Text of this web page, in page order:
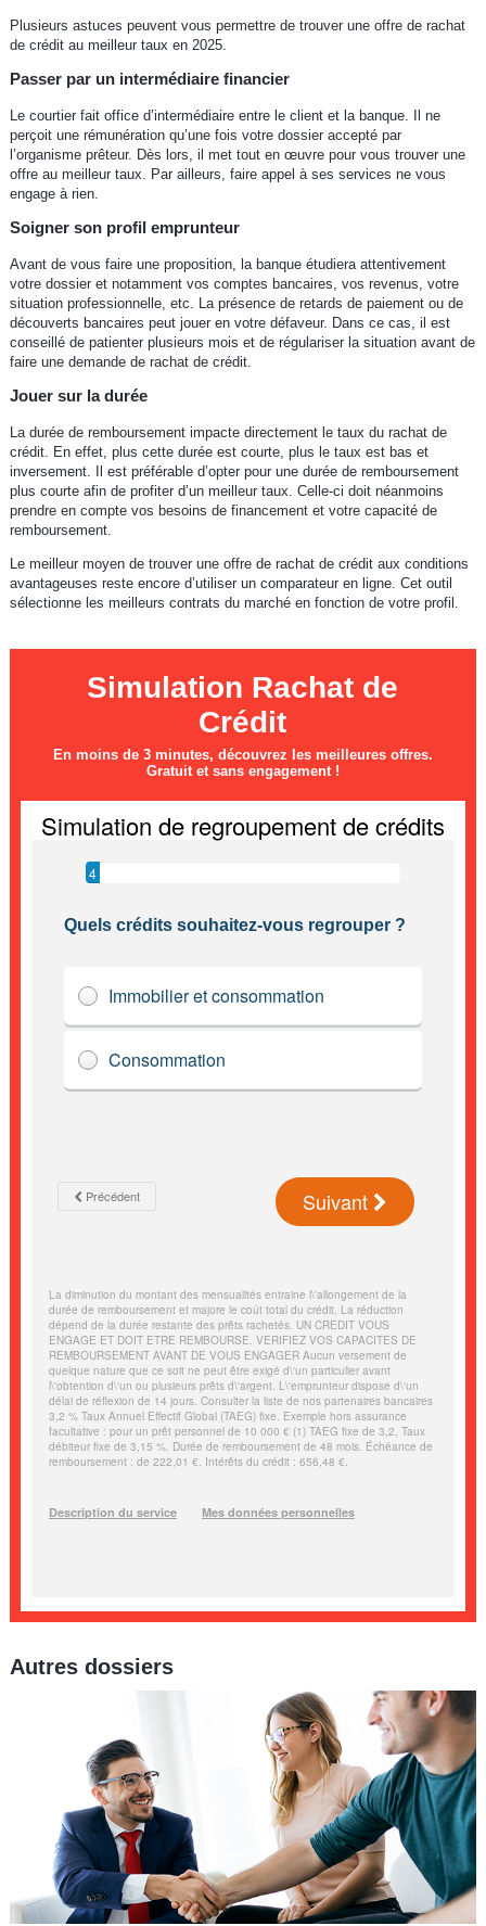
Plusieurs astuces peuvent vous permettre de trouver une offre de rachat
de crédit au meilleur taux en 2025.
Passer par un intermédiaire financier
Le courtier fait office d’intermédiaire entre le client et la banque. Il ne
perçoit une rémunération qu’une fois votre dossier accepté par
l’organisme prêteur. Dès lors, il met tout en œuvre pour vous trouver une
offre au meilleur taux. Par ailleurs, faire appel à ses services ne vous
engage à rien.
Soigner son profil emprunteur
Avant de vous faire une proposition, la banque étudiera attentivement
votre dossier et notamment vos comptes bancaires, vos revenus, votre
situation professionnelle, etc. La présence de retards de paiement ou de
découverts bancaires peut jouer en votre défaveur. Dans ce cas, il est
conseillé de patienter plusieurs mois et de régulariser la situation avant de
faire une demande de rachat de crédit.
Jouer sur la durée
La durée de remboursement impacte directement le taux du rachat de
crédit. En effet, plus cette durée est courte, plus le taux est bas et
inversement. Il est préférable d’opter pour une durée de remboursement
plus courte afin de profiter d’un meilleur taux. Celle-ci doit néanmoins
prendre en compte vos besoins de financement et votre capacité de
remboursement.
Le meilleur moyen de trouver une offre de rachat de crédit aux conditions
avantageuses reste encore d’utiliser un comparateur en ligne. Cet outil
sélectionne les meilleurs contrats du marché en fonction de votre profil.
Simulation Rachat de
Crédit
En moins de 3 minutes, découvrez les meilleures offres.
Gratuit et sans engagement !
Autres dossiers